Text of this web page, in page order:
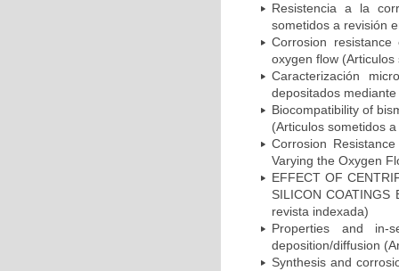
Resistencia a la
sometidos a revisión
Corrosion
oxygen flow
Caracterización
depositados
Biocompatibility of
(Articulos sometidos
Corrosion
Varying the Oxygen
EFFECT OF
SILICON COATINGS
revista indexada)
Properties and in-
deposition/diffusion
Synthesis and